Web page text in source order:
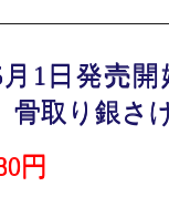
月1日発売
骨取り銀さ
円